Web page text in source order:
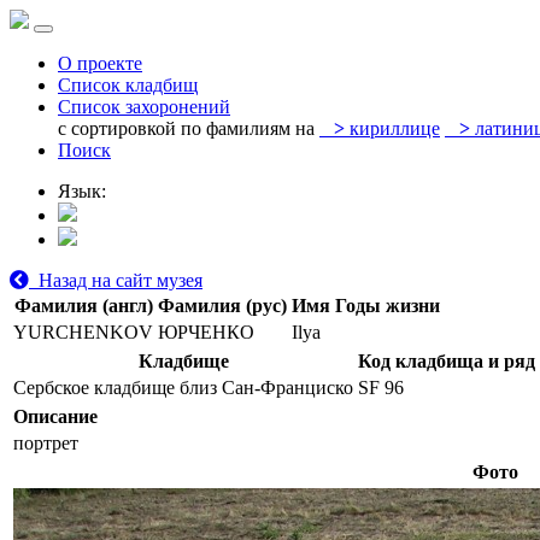
О проекте
Список кладбищ
Список захоронений
с сортировкой по фамилиям на
> кириллице >
Поиск
Язык:
Назад на сайт музея
Фамилия (англ) Фамилия (рус) Имя Годы жизни
YURCHENKOV ЮРЧЕНКО
Ilya
Кладбище
Код кладбища и ряд
Сербское кладбище близ Сан-Франциско SF 96
Описание
портрет
Фото